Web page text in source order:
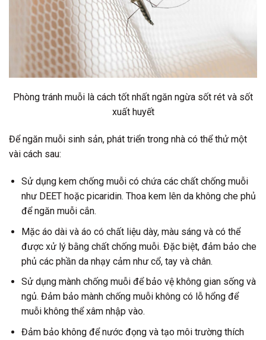
Phòng tránh muỗi là cách tốt nhất ngăn ngừa sốt rét và sốt
xuất huyết
Để ngăn muỗi sinh sản, phát triển trong nhà có thể thử một
vài cách sau:
Sử dụng kem chống muỗi có chứa các chất chống muỗi
như DEET hoặc picaridin. Thoa kem lên da không che phủ
để ngăn muỗi cắn.
Mặc áo dài và áo có chất liệu dày, màu sáng và có thể
được xử lý bằng chất chống muỗi. Đặc biệt, đảm bảo che
phủ các phần da nhạy cảm như cổ, tay và chân.
Sử dụng mành chống muỗi để bảo vệ không gian sống và
ngủ. Đảm bảo mành chống muỗi không có lỗ hổng để
muỗi không thể xâm nhập vào.
Đảm bảo không để nước đọng và tạo môi trường thích